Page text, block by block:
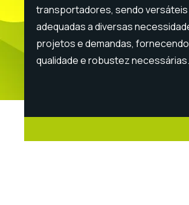
transportadores, sendo versáteis
adequadas a diversas
projetos e demandas,
qualidade e robustez necessárias.